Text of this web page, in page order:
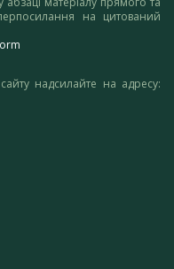
на цитований
надсилайте на адресу: